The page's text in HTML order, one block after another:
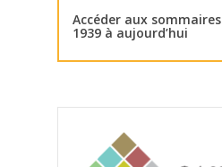
Accéder aux
1939 à aujourd’hui